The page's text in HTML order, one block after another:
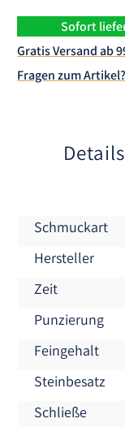
Sofort
Gratis Versand ab
Fragen zum Artikel?
Schmuckart
Hersteller
Zeit
Punzierung
Feingehalt
Steinbesatz
Schließe